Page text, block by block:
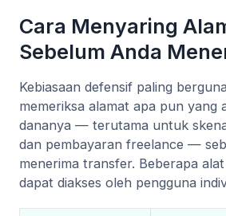
Cara Menyaring
Sebelum Anda
Kebiasaan defensif paling
memeriksa alamat apa pun yang
dananya — terutama untuk
dan pembayaran freelance —
menerima transfer. Beberapa
dapat diakses oleh pengguna